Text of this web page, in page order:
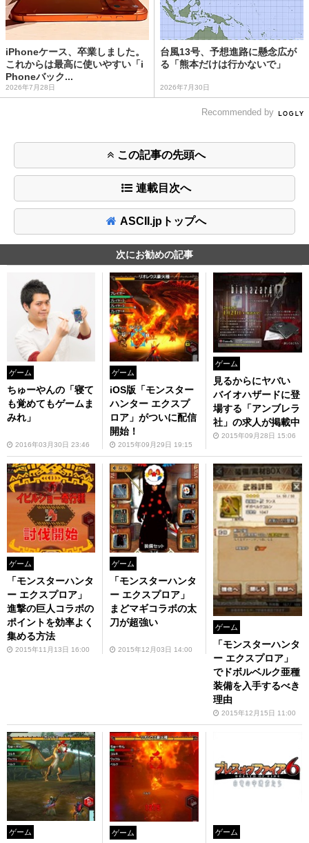
iPhoneケース、卒業しました。
これからは最高に使いやすい「i
Phoneバック...
2026年7月28日
台風13号、予想進路に懸念広が
る「熊本だけは行かないで」
2026年7月30日
Recommended by
この記事の先頭へ
連載目次へ
ASCII.jpトップへ
次にお勧めの記事
ゲーム
ちゅーやんの「寝て
も覚めてもゲームま
みれ」
2016年03月30日 23:46
ゲーム
iOS版「モンスター
ハンター エクスプ
ロア」がついに配信
開始！
2015年09月29日 19:15
ゲーム
見るからにヤバい
バイオハザードに登
場する「アンブレラ
社」の求人が掲載中
2015年09月28日 15:06
ゲーム
「モンスターハンタ
ー エクスプロア」
進撃の巨人コラボの
ポイントを効率よく
集める方法
2015年11月13日 16:00
ゲーム
「モンスターハンタ
ー エクスプロア」
まどマギコラボの太
刀が超強い
2015年12月03日 14:00
ゲーム
「モンスターハンタ
ー エクスプロア」
でドボルベルク亜種
装備を入手するべき
理由
2015年12月15日 11:00
ゲーム ゲーム ゲーム